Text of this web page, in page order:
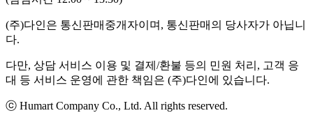
(주)다인은 통신판매중개자이며, 통신판매의 당사자가 아닙니
다.
다만, 상담 서비스 이용 및 결제/환불 등의 민원 처리, 고객 응
대 등 서비스 운영에 관한 책임은 (주)다인에 있습니다.
ⓒ Humart Company Co., Ltd. All rights reserved.